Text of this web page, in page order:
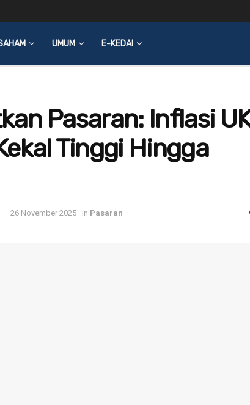
UMUM E-KEDAI
Pasaran: Inflasi
Tinggi Hingga
26 November 2025 in Pasaran